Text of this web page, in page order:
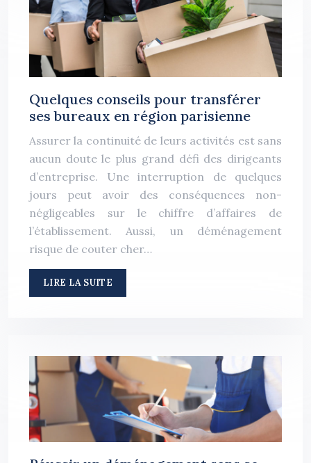
Quelques conseils pour transférer
ses bureaux en région parisienne
Assurer la continuité de leurs activités est sans
aucun doute le plus grand défi des dirigeants
d’entreprise. Une interruption de quelques
jours peut avoir des conséquences non-
négligeables sur le chiffre d’affaires de
l’établissement. Aussi, un déménagement
risque de couter cher…
LIRE LA SUITE